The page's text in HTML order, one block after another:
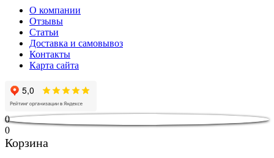
О компании
Отзывы
Статьи
Доставка и самовывоз
Контакты
Карта сайта
0
0
Корзина